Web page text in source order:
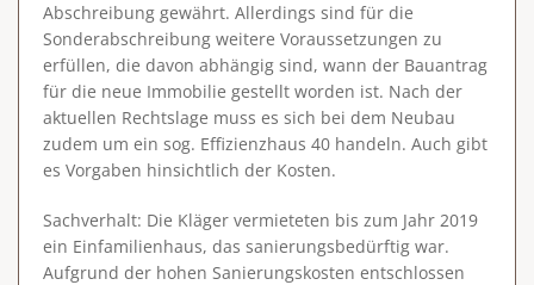
Abschreibung gewährt. Allerdings sind für die
Sonderabschreibung weitere Voraussetzungen zu
erfüllen, die davon abhängig sind, wann der Bauantrag
für die neue Immobilie gestellt worden ist. Nach der
aktuellen Rechtslage muss es sich bei dem Neubau
zudem um ein sog. Effizienzhaus 40 handeln. Auch gibt
es Vorgaben hinsichtlich der Kosten.
Sachverhalt: Die Kläger vermieteten bis zum Jahr 2019
ein Einfamilienhaus, das sanierungsbedürftig war.
Aufgrund der hohen Sanierungskosten entschlossen